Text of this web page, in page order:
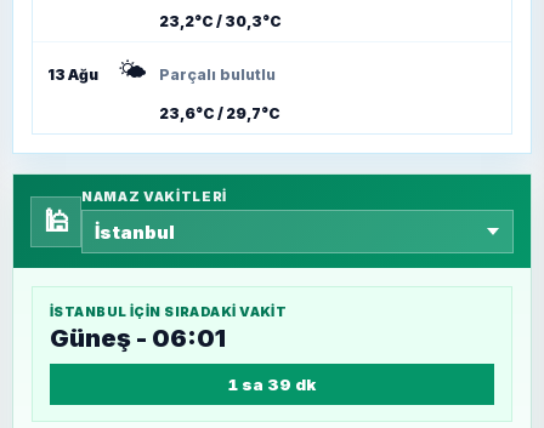
23,2°C / 30,3°C
13 Ağu 🌤️ Parçalı bulutlu
23,6°C / 29,7°C
🕌
NAMAZ VAKITLERI
İSTANBUL IÇIN SIRADAKI VAKIT
Güneş - 06:01
1 sa 39 dk